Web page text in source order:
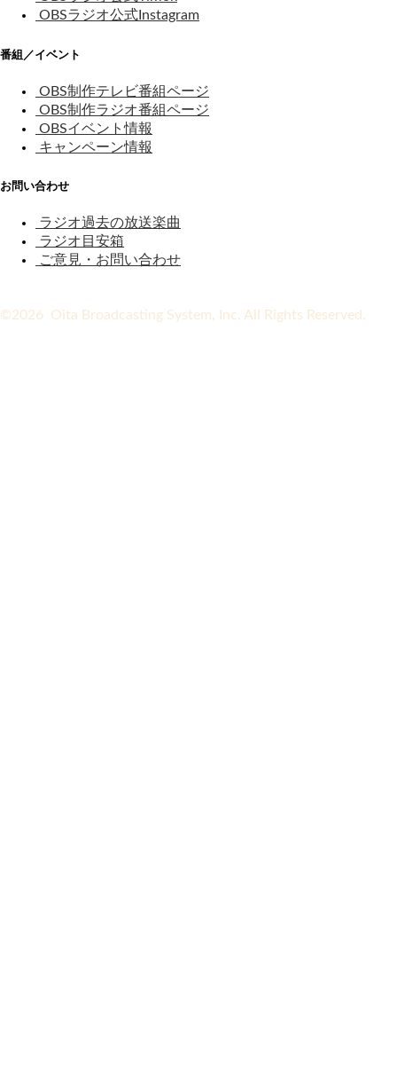
OBSラジオ公式Instagram
番組／イベント
OBS制作テレビ番組ページ
OBS制作ラジオ番組ページ
OBSイベント情報
キャンペーン情報
お問い合わせ
ラジオ過去の放送楽曲
ラジオ目安箱
ご意見・お問い合わせ
©2026 Oita Broadcasting System, Inc. All Rights Reserved.